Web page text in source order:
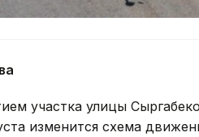
участка улицы
изменится схема